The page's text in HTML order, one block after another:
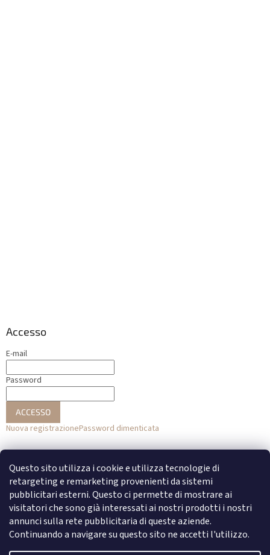
Questo sito utilizza i cookie e utilizza tecnologie di
retargeting e remarketing provenienti da sistemi
pubblicitari esterni. Questo ci permette di mostrare ai
visitatori che sono già interessati ai nostri prodotti i nostri
annunci sulla rete pubblicitaria di queste aziende.
Continuando a navigare su questo sito ne accetti l'utilizzo.
Accesso
E-mail
Password
ACCESSO
Nuova registrazionePassword dimenticata
o
Accesso con Facebook
Accesso con Google